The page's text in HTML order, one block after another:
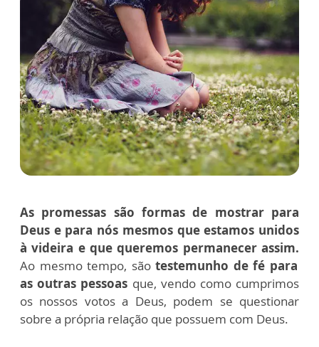
As promessas são formas de mostrar para
Deus e para nós mesmos que estamos unidos
à videira e que queremos permanecer assim.
Ao mesmo tempo, sãotestemunho de fé para
as outras pessoas que, vendo como cumprimos
os nossos votos a Deus, podem se questionar
sobre a própria relação que possuem com Deus.